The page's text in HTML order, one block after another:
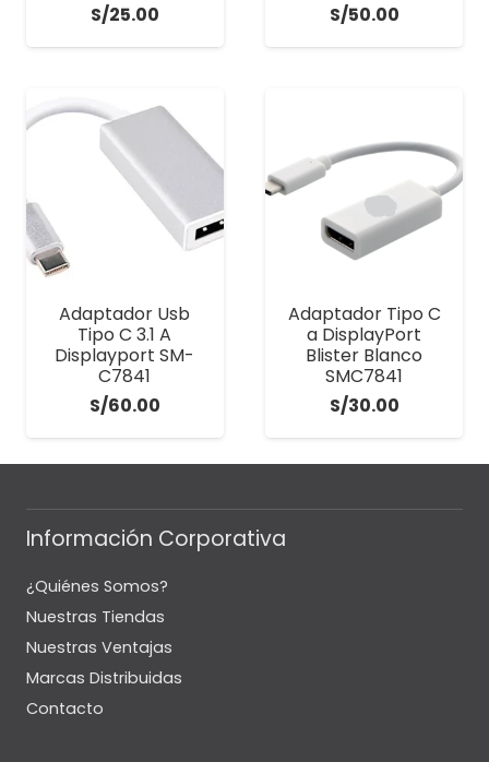
S/25.00
S/50.00
Adaptador Usb
Tipo C 3.1 A
Displayport SM-
C7841
S/60.00
Adaptador Tipo C
a DisplayPort
Blister Blanco
SMC7841
S/30.00
Información Corporativa
¿Quiénes Somos?
Nuestras Tiendas
Nuestras Ventajas
Marcas Distribuidas
Contacto